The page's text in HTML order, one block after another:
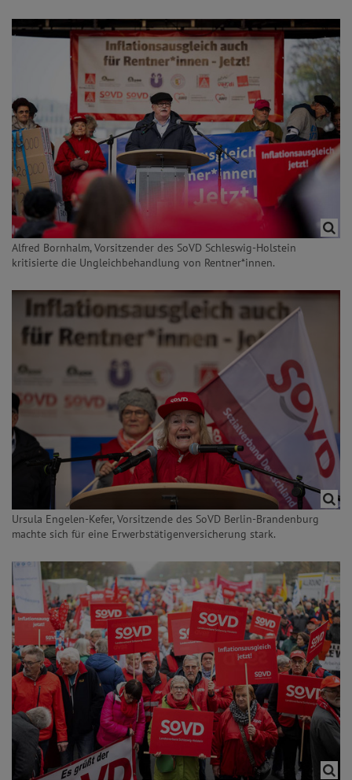
Alfred Bornhalm, Vorsitzender des SoVD Schleswig-Holstein
kritisierte die Ungleichbehandlung von Rentner*innen.
Ursula Engelen-Kefer, Vorsitzende des SoVD Berlin-Brandenburg
machte sich für eine Erwerbstätigenversicherung stark.